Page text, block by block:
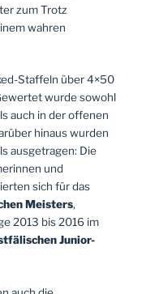
zum Trotz
wahren
Staffeln über 4×50
wurde sowohl
auch in der offenen
hinaus wurden
ausgetragen: Die
und
sich für das
Meisters,
2013 bis 2016 im
Junior-